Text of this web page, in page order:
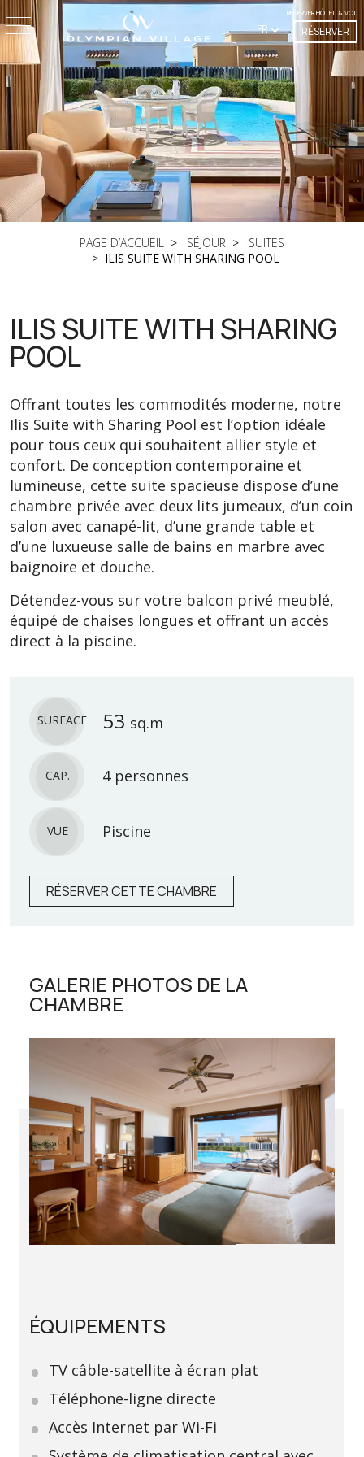
FR
RÉSERVER HÔTEL & VOL
RÉSERVER
PAGE D’ACCUEIL SÉJOUR
SUITES
ILIS SUITE WITH SHARING POOL
ILIS SUITE WITH SHARING
POOL
Offrant toutes les commodités moderne, notre
Ilis Suite with Sharing Pool est l’option idéale
pour tous ceux qui souhaitent allier style et
confort. De conception contemporaine et
lumineuse, cette suite spacieuse dispose d’une
chambre privée avec deux lits jumeaux, d’un coin
salon avec canapé-lit, d’une grande table et
d’une luxueuse salle de bains en marbre avec
baignoire et douche.
Détendez-vous sur votre balcon privé meublé,
équipé de chaises longues et offrant un accès
direct à la piscine.
SURFACE 53 sq.m
CAP. 4 personnes
VUE Piscine
RÉSERVER CETTE CHAMBRE
GALERIE PHOTOS DE LA
CHAMBRE
ÉQUIPEMENTS
TV câble-satellite à écran plat
Téléphone-ligne directe
Accès Internet par Wi-Fi